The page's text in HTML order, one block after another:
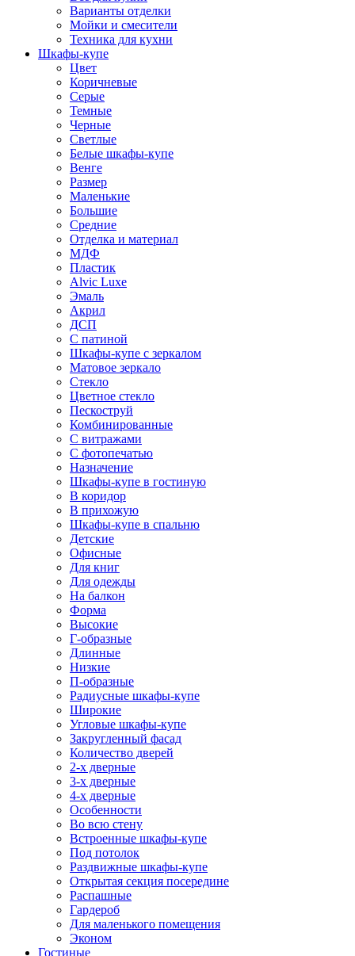
Варианты отделки
Мойки и смесители
Техника для кухни
Шкафы-купе
Цвет
Коричневые
Серые
Темные
Черные
Светлые
Белые шкафы-купе
Венге
Размер
Маленькие
Большие
Средние
Отделка и материал
МДФ
Пластик
Alvic Luxe
Эмаль
Акрил
ДСП
С патиной
Шкафы-купе с зеркалом
Матовое зеркало
Стекло
Цветное стекло
Пескоструй
Комбинированные
С витражами
С фотопечатью
Назначение
Шкафы-купе в гостиную
В коридор
В прихожую
Шкафы-купе в спальню
Детские
Офисные
Для книг
Для одежды
На балкон
Форма
Высокие
Г-образные
Длинные
Низкие
П-образные
Радиусные шкафы-купе
Широкие
Угловые шкафы-купе
Закругленный фасад
Количество дверей
2-х дверные
3-х дверные
4-х дверные
Особенности
Во всю стену
Встроенные шкафы-купе
Под потолок
Раздвижные шкафы-купе
Открытая секция посередине
Распашные
Гардероб
Для маленького помещения
Эконом
Гостиные